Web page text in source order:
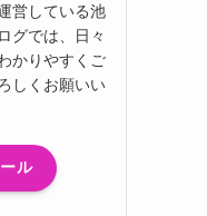
営している池
グでは、日々
かりやすくご
しくお願いい
ル